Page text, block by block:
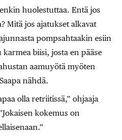
huolestuttaa. Entä jos
Mitä jos ajatukset alkavat
pompsahtaakin esiin
biisi, josta en pääse
aamuyötä myöten
nähdä.
olla retriitissä,” ohjaaja
kokemus on